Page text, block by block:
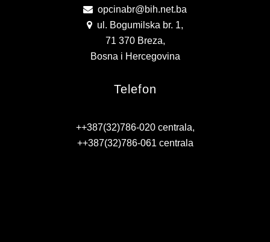
opcinabr@bih.net.ba
ul. Bogumilska br. 1,
71 370 Breza,
Bosna i Hercegovina
Telefon
++387(32)786-020 centrala,
++387(32)786-061 centrala